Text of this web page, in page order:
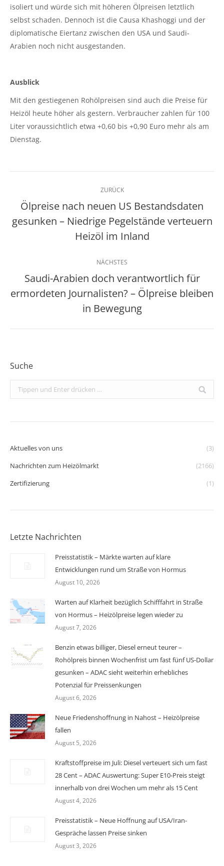
isoliert und würde sich mit höheren Ölpreisen letztlich
selbst schaden. Dennoch ist die Causa Khashoggi und der
diplomatische Eiertanz zwischen den USA und Saudi-
Arabien noch nicht ausgestanden.
Ausblick
Mit den gestiegenen Rohölpreisen sind auch die Preise für
Heizöl heute höher als gestern. Verbraucher zahlen für 100
Liter voraussichtlich etwa +0,60 bis +0,90 Euro mehr als am
Dienstag.
Kommentarnavigation
ZURÜCK
Vorheriger
Beitrag:
Ölpreise nach neuen US Bestandsdaten
gesunken – Niedrige Pegelstände verteuern
Heizöl im Inland
NÄCHSTES
Nächster
Beitrag:
Saudi-Arabien doch verantwortlich für
ermordeten Journalisten? – Ölpreise bleiben
in Bewegung
Suche
Search:
Aktuelles von uns
(3)
Nachrichten zum Heizölmarkt
(2166)
Zertifizierung
(1)
Letzte Nachrichten
Preisstatistik – Märkte warten auf klare
Entwicklungen rund um Straße von Hormus
August 10, 2026
Warten auf Klarheit bezüglich Schifffahrt in Straße
von Hormus – Heizölpreise legen wieder zu
August 7, 2026
Benzin etwas billiger, Diesel erneut teurer –
Rohölpreis binnen Wochenfrist um fast fünf US-Dollar
gesunken – ADAC sieht weiterhin erhebliches
Potenzial für Preissenkungen
August 6, 2026
Neue Friedenshoffnung in Nahost – Heizölpreise
fallen
August 5, 2026
Kraftstoffpreise im Juli: Diesel verteuert sich um fast
28 Cent – ADAC Auswertung: Super E10-Preis steigt
innerhalb von drei Wochen um mehr als 15 Cent
August 4, 2026
Preisstatistik – Neue Hoffnung auf USA/Iran-
Gespräche lassen Preise sinken
August 3, 2026